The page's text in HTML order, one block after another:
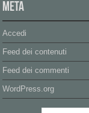
Meta
Accedi
Feed dei contenuti
Feed dei commenti
WordPress.org